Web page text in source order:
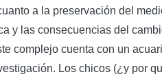
a la preservación del
y las consecuencias del
complejo cuenta con un
Los chicos (¿y por